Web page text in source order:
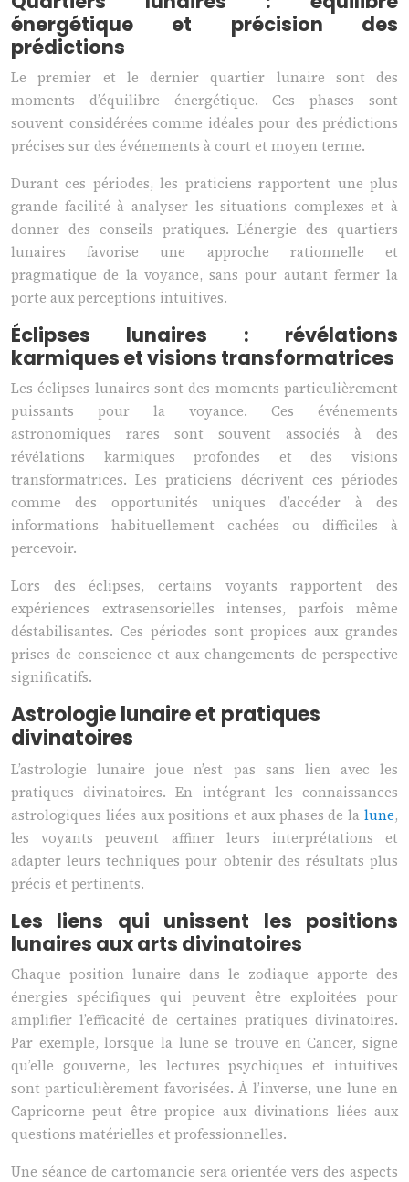
énergétique et précision des
prédictions
Le premier et le dernier quartier lunaire sont des
moments d’équilibre énergétique. Ces phases sont
souvent considérées comme idéales pour des prédictions
précises sur des événements à court et moyen terme.
Durant ces périodes, les praticiens rapportent une plus
grande facilité à analyser les situations complexes et à
donner des conseils pratiques. L’énergie des quartiers
lunaires favorise une approche rationnelle et
pragmatique de la voyance, sans pour autant fermer la
porte aux perceptions intuitives.
Éclipses lunaires : révélations
karmiques et visions transformatrices
Les éclipses lunaires sont des moments particulièrement
puissants pour la voyance. Ces événements
astronomiques rares sont souvent associés à des
révélations karmiques profondes et des visions
transformatrices. Les praticiens décrivent ces périodes
comme des opportunités uniques d’accéder à des
informations habituellement cachées ou difficiles à
percevoir.
Lors des éclipses, certains voyants rapportent des
expériences extrasensorielles intenses, parfois même
déstabilisantes. Ces périodes sont propices aux grandes
prises de conscience et aux changements de perspective
significatifs.
Astrologie lunaire et pratiques
divinatoires
L’astrologie lunaire joue n’est pas sans lien avec les
pratiques divinatoires. En intégrant les connaissances
astrologiques liées aux positions et aux phases de la lune,
les voyants peuvent affiner leurs interprétations et
adapter leurs techniques pour obtenir des résultats plus
précis et pertinents.
Les liens qui unissent les positions
lunaires aux arts divinatoires
Chaque position lunaire dans le zodiaque apporte des
énergies spécifiques qui peuvent être exploitées pour
amplifier l’efficacité de certaines pratiques divinatoires.
Par exemple, lorsque la lune se trouve en Cancer, signe
qu’elle gouverne, les lectures psychiques et intuitives
sont particulièrement favorisées. À l’inverse, une lune en
Capricorne peut être propice aux divinations liées aux
questions matérielles et professionnelles.
Une séance de cartomancie sera orientée vers des aspects